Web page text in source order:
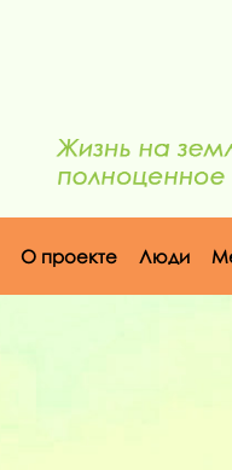
О проекте Люди